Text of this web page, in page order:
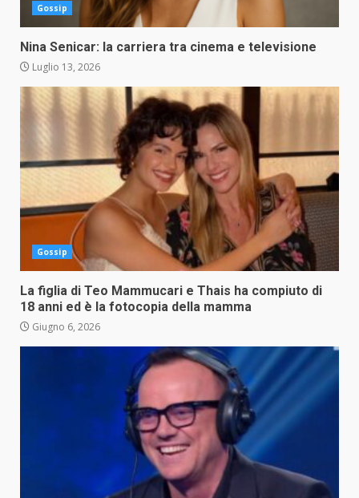
Gossip
Nina Senicar: la carriera tra cinema e televisione
Luglio 13, 2026
Gossip
La figlia di Teo Mammucari e Thais ha compiuto di
18 anni ed è la fotocopia della mamma
Giugno 6, 2026